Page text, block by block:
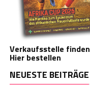
Verkaufsstelle finden
Hier bestellen
NEUESTE BEITRÄGE